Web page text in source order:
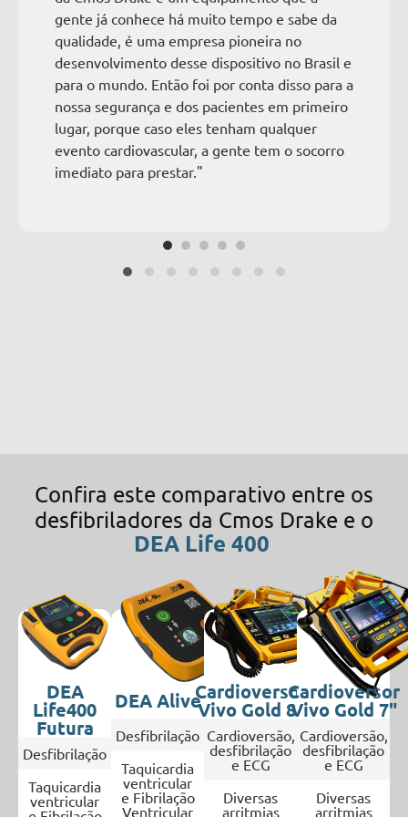
gente já conhece há muito tempo e sabe da
qualidade, é uma empresa pioneira no
desenvolvimento desse dispositivo no Brasil e
para o mundo. Então foi por conta disso para a
nossa segurança e dos pacientes em primeiro
lugar, porque caso eles tenham qualquer
evento cardiovascular, a gente tem o socorro
imediato para prestar."
Confira este comparativo entre os
desfibriladores da Cmos Drake e o
DEA Life 400
DEA
Life400
Futura
Desfibrilação
Taquicardia
ventricular
DEA Alive
Desfibrilação
Taquicardia
ventricular
e Fibrilação
Ventricular
Cardioversor
Vivo Gold 8"
Cardioversão,
desfibrilação
e ECG
Diversas
arritmias
Cardioversor
Vivo Gold 7"
Cardioversão,
desfibrilação
e ECG
Diversas
arritmias